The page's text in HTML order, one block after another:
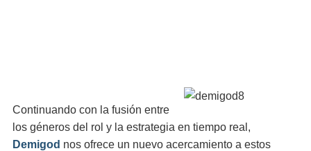
Continuando con la fusión entre
los géneros del rol y la estrategia en tiempo real,
Demigod nos ofrece un nuevo acercamiento a estos